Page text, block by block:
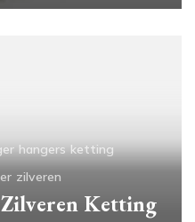
hangers ketting
zilveren
Ketting